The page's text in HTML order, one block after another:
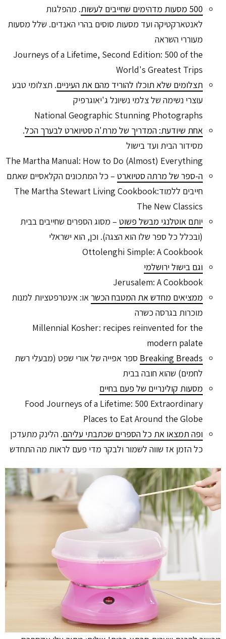
500 מסעות מדהימים שחייבים לעשות
. מהפלגות
לאנטארקטיקה ועד מסעות סוסים בהרי האנדים. שלל מסעות
מעוררי השראה
Journeys of a Lifetime, Second Edition: 500 of the
World's Greatest Trips
תצלומים שלא תוכלו להוריד מהם את העיניים. תצלומי טבע
עוצרי נשימה של צלמי נשיונל ג'יאוגרפיק
National Geographic Stunning Photographs
אחת שיודעת: המדריך של מרת'ה סטיוארט לבערך הכל.
מסידור הבית ועד בישול
The Martha Manual: How to Do (Almost) Everything
ה-ספר של מרתה סטיוארט – כל המתכונים הקלאסיים שאתם
חייבים ללמודThe Martha Stewart Living Cookbook:
The New Classics
יותם אוטלנגי מבשל פשוט – מסוג הספרים שחייבים בבית
(ובכלל כל ספר שלו הוא הצגה). וכן, הוא ישראלי
Ottolenghi Simple: A Cookbook
וגם בישול ירושלמי
Jerusalem: A Cookbook
ממציאים מחדש את המטבח הכשראו: אינטרפטציות למנות
מוכרות בגרסה כשרה
Millennial Kosher: recipes reinvented for the
modern palate
Breaking Breads ספר אפייה של אורי שפט (מבעלי רשת
לחמים) שהוא חובה בבית
מסעות קולינריים של פעם בחיים
Food Journeys of a Lifetime: 500 Extraordinary
Places to Eat Around the Globe
ופה תמצאו את כל הספרים שכתבתי עליהם. הלינק מתעדכן
כל הזמן אז שווה לשמור ולבקר מדי פעם לראות מה התחדש